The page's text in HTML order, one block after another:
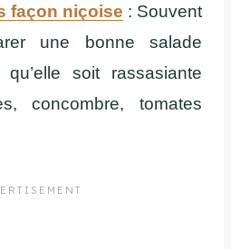
façon niçoise : Souvent
une bonne salade
soit rassasiante
concombre, tomates